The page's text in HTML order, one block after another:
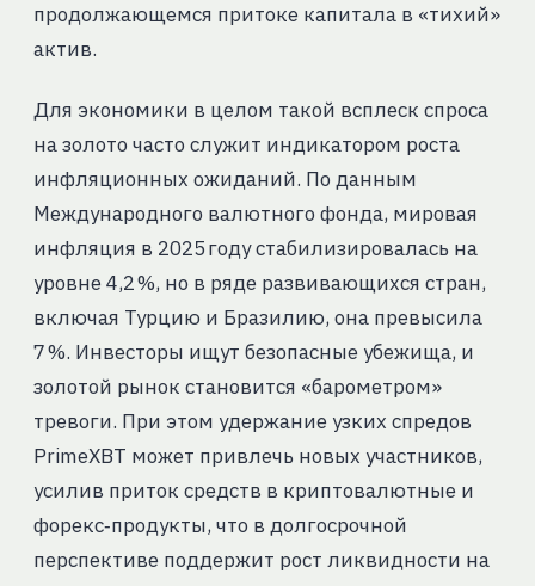
продолжающемся притоке капитала в «тихий»
актив.
Для экономики в целом такой всплеск спроса
на золото часто служит индикатором роста
инфляционных ожиданий. По данным
Международного валютного фонда, мировая
инфляция в 2025 году стабилизировалась на
уровне 4,2 %, но в ряде развивающихся стран,
включая Турцию и Бразилию, она превысила
7 %. Инвесторы ищут безопасные убежища, и
золотой рынок становится «барометром»
тревоги. При этом удержание узких спредов
PrimeXBT может привлечь новых участников,
усилив приток средств в криптовалютные и
форекс‑продукты, что в долгосрочной
перспективе поддержит рост ликвидности на